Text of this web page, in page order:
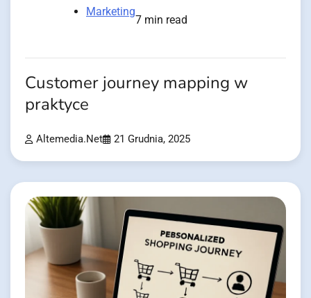
Marketing
7 min read
Customer journey mapping w
praktyce
Altemedia.net 21 Grudnia, 2025